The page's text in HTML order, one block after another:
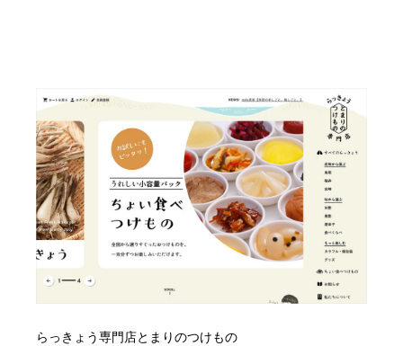
らっきょう専門店とまりのつけもの